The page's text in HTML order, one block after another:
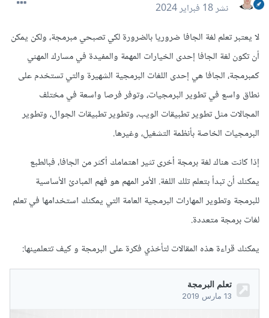
نشر18 فبراير 2024
لا يعتبر تعلم لغة الجافا ضروريا بالضرورة لكي تصبحي مبرمجة، ولكن يمكن
أن تكون لغة الجافا إحدى الخيارات المهمة والمفيدة في مسارك المهني
كمبرمجة، الجافا هي إحدى اللغات البرمجية الشهيرة والتي تستخدم على
نطاق واسع في تطوير البرمجيات، وتوفر فرصا واسعة في مختلف
المجالات مثل تطوير تطبيقات الويب، وتطوير تطبيقات الجوال، وتطوير
البرمجيات الخاصة بأنظمة التشغيل، وغيرها.
إذا كانت هناك لغة برمجة أخرى تثير اهتمامك أكثر من الجافا، فبالطبع
يمكنك أن تبدأ بتعلم تلك اللغة. الأمر المهم هو فهم المبادئ الأساسية
للبرمجة وتطوير المهارات البرمجية العامة التي يمكنك استخدامها في تعلم
لغات برمجة متعددة.
يمكنك قراءة هذه المقالات لتأخذي فكرة على البرمجة و كيف تتعلمينها: